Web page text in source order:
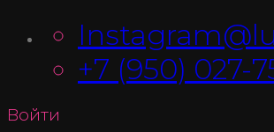
+7 (950) 027-
Войти